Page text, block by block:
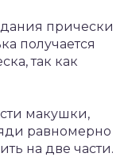
прически
получается
так как
макушки,
равномерно
на две части.